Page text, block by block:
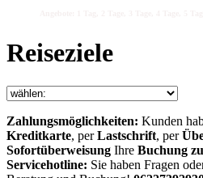
Reiseziele
Zahlungsmöglichkeiten: Kunden
Kreditkarte, perLastschrift, per
Sofortüberweisung Ihre Buchung
Servicehotline: Sie haben Fragen